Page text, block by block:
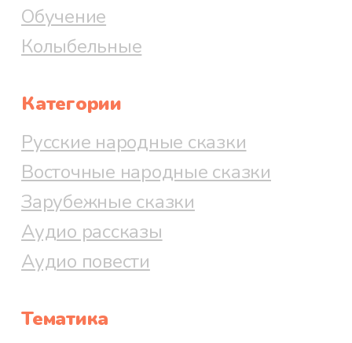
Обучение
Колыбельные
Категории
Русские народные сказки
Восточные народные сказки
Зарубежные сказки
Аудио рассказы
Аудио повести
Тематика